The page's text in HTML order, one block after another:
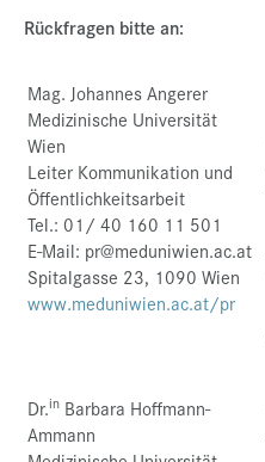
Rückfragen bitte an:
Mag. Johannes Angerer
Medizinische Universität
Wien
Leiter Kommunikation und
Öffentlichkeitsarbeit
Tel.: 01/ 40 160 11 501
E-Mail: pr@meduniwien.ac.at
Spitalgasse 23, 1090 Wien
www.meduniwien.ac.at/pr
Dr.in Barbara Hoffmann-
Ammann